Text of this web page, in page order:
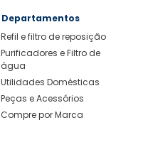
Departamentos
Refil e filtro de reposição
Purificadores e Filtro de
água
Utilidades Domésticas
Peças e Acessórios
Compre por Marca